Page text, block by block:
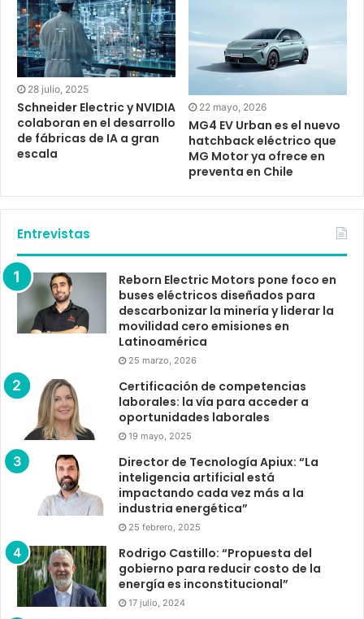
28 julio, 2025
Schneider Electric y NVIDIA
colaboran en el desarrollo
de fábricas de IA a gran
escala
22 mayo, 2026
MG4 EV Urban es el nuevo
hatchback eléctrico que
MG Motor ya ofrece en
preventa en Chile
Entrevistas
Reborn Electric Motors pone foco en
buses eléctricos diseñados para
descarbonizar la minería y liderar la
movilidad cero emisiones en
Latinoamérica
25 marzo, 2026
Certificación de competencias
laborales: la vía para acceder a
oportunidades laborales
19 mayo, 2025
Director de Tecnología Apiux: “La
inteligencia artificial está
impactando cada vez más a la
industria energética”
25 febrero, 2025
Rodrigo Castillo: “Propuesta del
gobierno para reducir costo de la
energía es inconstitucional”
17 julio, 2024